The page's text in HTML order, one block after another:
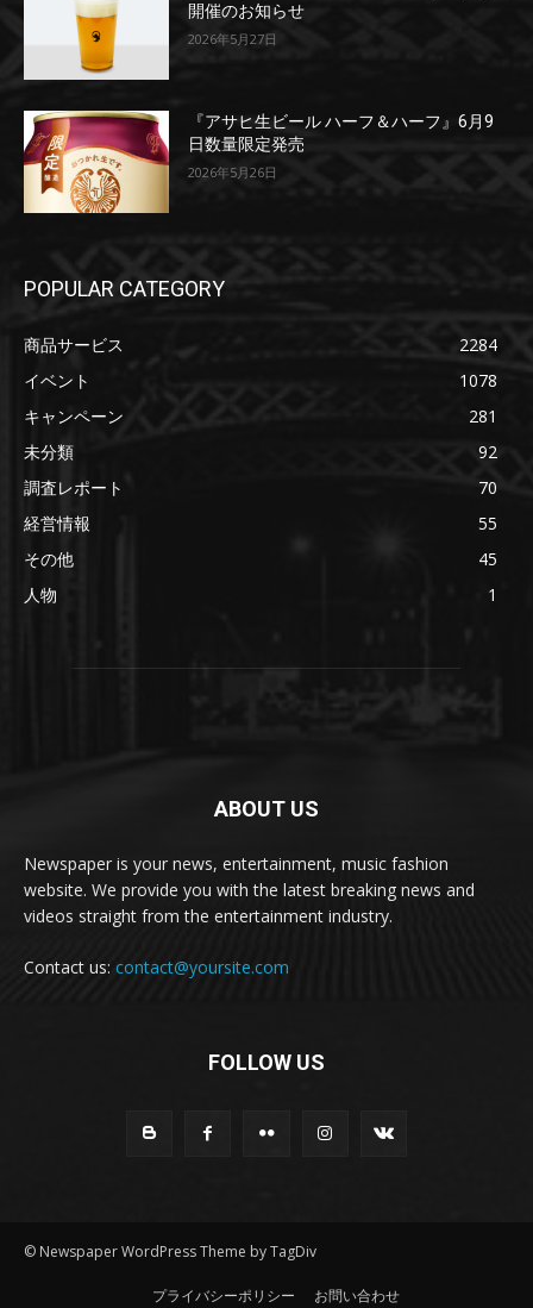
開催のお知らせ
2026年5月27日
『アサヒ生ビール ハーフ＆ハーフ』6月9
日数量限定発売
2026年5月26日
POPULAR CATEGORY
商品サービス
2284
イベント
1078
キャンペーン
281
未分類
92
調査レポート
70
経営情報
55
その他
45
人物
1
ABOUT US
Newspaper is your news, entertainment, music fashion
website. We provide you with the latest breaking news and
videos straight from the entertainment industry.
Contact us: contact@yoursite.com
FOLLOW US
© Newspaper WordPress Theme by TagDiv
プライバシーポリシー お問い合わせ